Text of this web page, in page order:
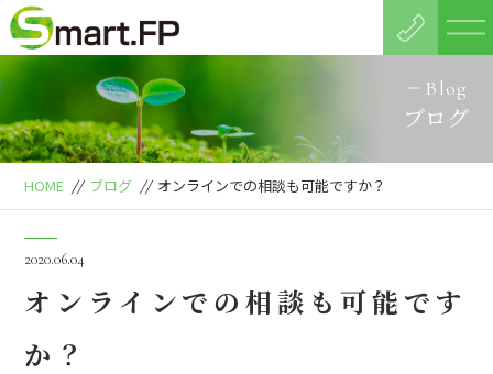
Blog
ブログ
HOME // ブログ // オンラインでの相談も可能ですか？
2020.06.04
オンラインでの相談も可能です
か？